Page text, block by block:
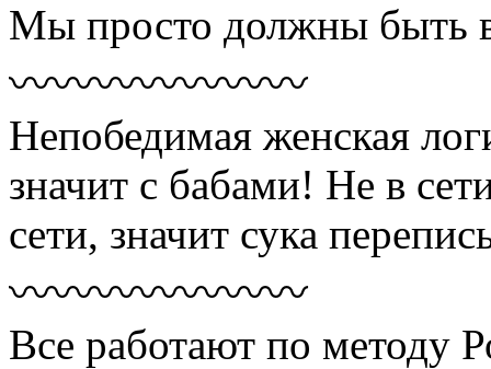
Мы просто должны быть
〰〰〰〰〰〰〰
Непобедимая женская
значит с бабами! Не в
сети, значит сука
〰〰〰〰〰〰〰
Все работают по методу